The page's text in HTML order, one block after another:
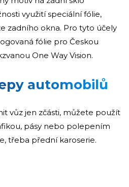
využití speciální fólie,
zadního okna. Pro tyto účely
fólie pro Českou
One Way Vision.
automobilů
vůz jen zčásti, můžete použít
pásy nebo polepením
třeba přední karoserie.